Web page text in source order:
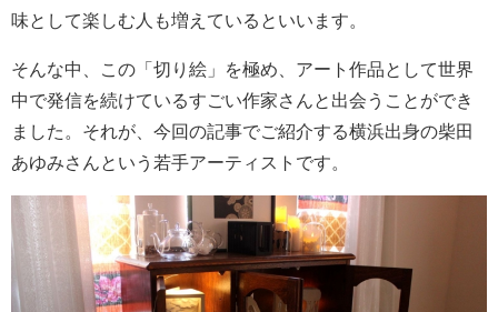
味として楽しむ人も増えているといいます。
そんな中、この「切り絵」を極め、アート作品として世界
中で発信を続けているすごい作家さんと出会うことができ
ました。それが、今回の記事でご紹介する横浜出身の柴田
あゆみさんという若手アーティストです。